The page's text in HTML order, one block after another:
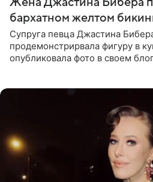
бархатном желтом
Супруга певца Джастина
продемонстрирвала фигуру в
опубликовала фото в своем